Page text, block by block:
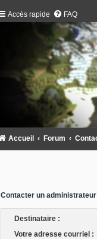
Accès rapide FAQ
Accueil Forum
Contacter un
Destinataire :
Votre adresse courriel :